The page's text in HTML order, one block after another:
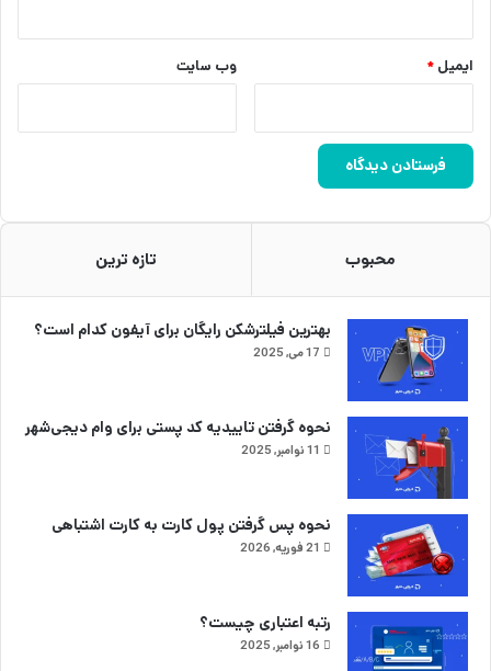
ایمیل * وب‌ سایت
محبوب تازه ترین
بهترین فیلترشکن رایگان برای آیفون کدام است؟
17 می, 2025
نحوه گرفتن تاییدیه کد پستی برای وام دیجی‌شهر
11 نوامبر, 2025
نحوه پس گرفتن پول کارت به کارت اشتباهی
21 فوریه, 2026
رتبه اعتباری چیست؟
16 نوامبر, 2025